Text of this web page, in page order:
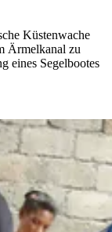
Küstenwache
Ärmelkanal zu
eines Segelbootes